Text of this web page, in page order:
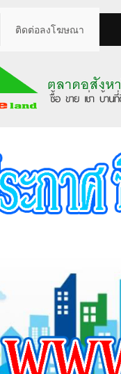
ติดต่อลงโฆษณา